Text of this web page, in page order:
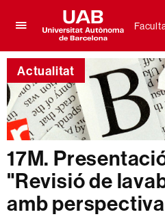
per
desplegar
el
menú
de
Facultat
de
Ciències
de
l'Educació
Universitat
Autònoma
de
Barcelona
Actualitat
17M.
"Revisió de
amb